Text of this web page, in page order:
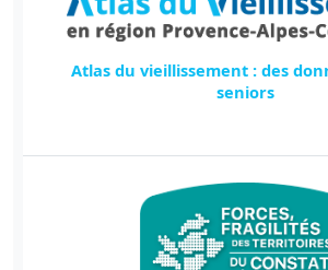
Atlas du vieillissement : des
seniors